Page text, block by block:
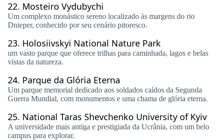
22. Mosteiro Vydubychi
Um complexo monástico sereno localizado às margens do rio
Dnieper, conhecido por seu cenário pitoresco.
23. Holosiivskyi National Nature Park
um vasto parque que oferece trilhas para caminhada, lagos e belas
vistas da natureza.
24. Parque da Glória Eterna
Um parque memorial dedicado aos soldados caídos da Segunda
Guerra Mundial, com monumentos e uma chama de glória eterna.
25. National Taras Shevchenko University of Kyiv
A universidade mais antiga e prestigiada da Ucrânia, com um belo
campus para explorar.